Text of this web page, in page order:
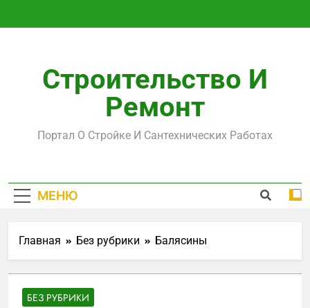
Строительство И
Ремонт
Портал О Стройке И Сантехнических Работах
МЕНЮ
Главная Без рубрики Балясины
БЕЗ РУБРИКИ